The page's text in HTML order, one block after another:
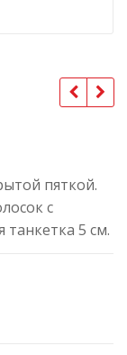
пяткой.
с
5 см.